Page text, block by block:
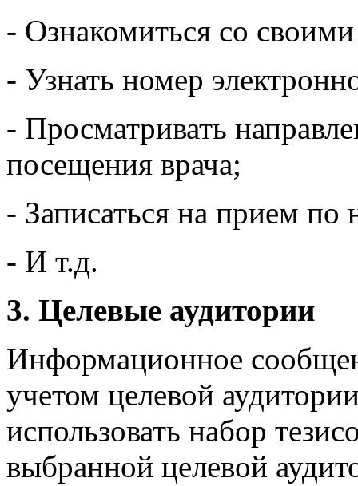
- Ознакомиться со
- Узнать номер
- Просматривать
посещения врача;
- Записаться на прием по
- И т.д.
3. Целевые аудитории
Информационное
учетом целевой
использовать набор
выбранной целевой